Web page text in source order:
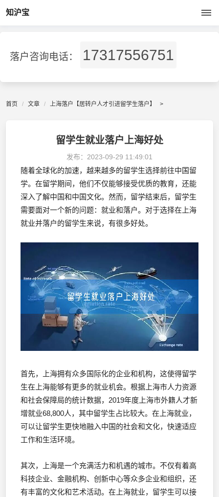
知沪宝
落户咨询电话： 17317556751
首页 文章 上海落户【居转户人才引进留学生落户】 >
留学生就业落户上海好处
发布： 2023-09-29 11:49:01
随着全球化的加速，越来越多的留学生选择前往中国留
学。在留学期间，他们不仅能够接受优质的教育，还能
深入了解中国和中国文化。然而，留学结束后，留学生
需要面对一个新的问题：就业和落户。对于选择在上海
就业并落户的留学生来说，有很多好处。
首先，上海拥有众多国际化的企业和机构，这使得留学
生在上海能够有更多的就业机会。根据上海市人力资源
和社会保障局的统计数据，2019年度上海市外籍人才新
增就业68,800人，其中留学生占比较大。在上海就业，
可以让留学生更快地融入中国的社会和文化，快速适应
工作和生活环境。
其次，上海是一个充满活力和机遇的城市。不仅有着高
科技企业、金融机构、创新中心等众多企业和组织，还
有丰富的文化和艺术活动。在上海就业，留学生可以接